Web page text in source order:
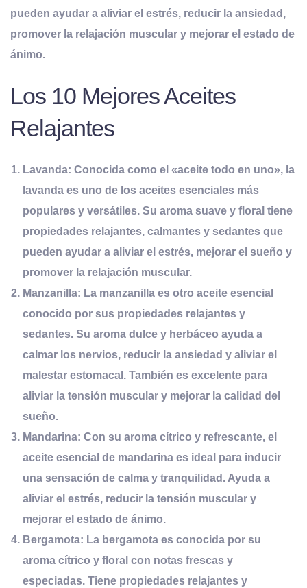
pueden ayudar a aliviar el estrés, reducir la ansiedad,
promover la relajación muscular y mejorar el estado de
ánimo.
Los 10 Mejores Aceites
Relajantes
Lavanda: Conocida como el «aceite todo en uno», la
lavanda es uno de los aceites esenciales más
populares y versátiles. Su aroma suave y floral tiene
propiedades relajantes, calmantes y sedantes que
pueden ayudar a aliviar el estrés, mejorar el sueño y
promover la relajación muscular.
Manzanilla: La manzanilla es otro aceite esencial
conocido por sus propiedades relajantes y
sedantes. Su aroma dulce y herbáceo ayuda a
calmar los nervios, reducir la ansiedad y aliviar el
malestar estomacal. También es excelente para
aliviar la tensión muscular y mejorar la calidad del
sueño.
Mandarina: Con su aroma cítrico y refrescante, el
aceite esencial de mandarina es ideal para inducir
una sensación de calma y tranquilidad. Ayuda a
aliviar el estrés, reducir la tensión muscular y
mejorar el estado de ánimo.
Bergamota: La bergamota es conocida por su
aroma cítrico y floral con notas frescas y
especiadas. Tiene propiedades relajantes y